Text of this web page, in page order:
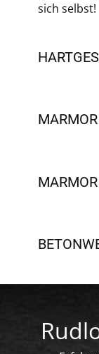
sich selbst!